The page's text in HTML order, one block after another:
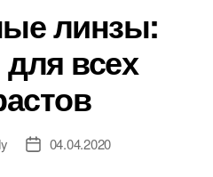
линзы:
всех
Дата04.04.2020